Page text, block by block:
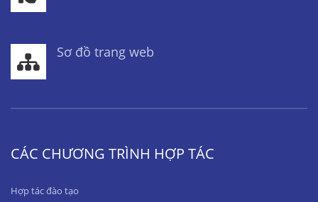
Sơ đồ trang web
CÁC CHƯƠNG TRÌNH HỢP TÁC
Hợp tác đào tạo